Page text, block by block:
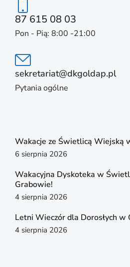
87 615 08 03
Pon - Pią: 8:00 -21:00
sekretariat@dkgoldap.pl
Pytania ogólne
Wakacje ze Świetlicą Wiejską
6 sierpnia 2026
Wakacyjna Dyskoteka w
Grabowie!
4 sierpnia 2026
Letni Wieczór dla Dorosłych w
4 sierpnia 2026